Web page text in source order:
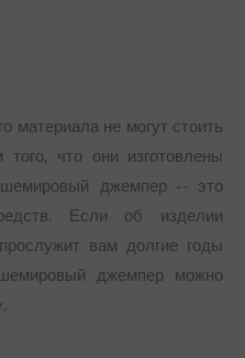
материала не могут стоить
что они изготовлены
джемпер -- это
Если об изделии
вам долгие годы
джемпер можно